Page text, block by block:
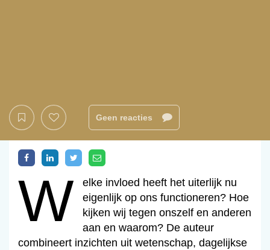
Geen reacties
w
Welke invloed heeft het uiterlijk nu
eigenlijk op ons functioneren? Hoe
kijken wij tegen onszelf en anderen
aan en waarom? De auteur
combineert inzichten uit wetenschap, dagelijkse